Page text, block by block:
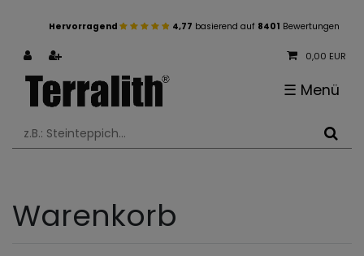
Hervorragend 4,77 basierend auf 8401 Bewertungen
0,00 EUR
☰ Menü
Warenkorb